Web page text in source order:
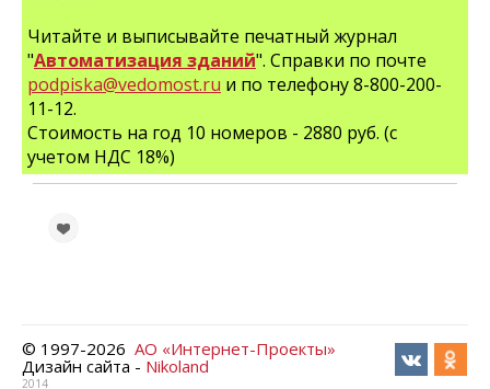
Читайте и выписывайте печатный журнал
"Автоматизация зданий". Справки по почте
podpiska@vedomost.ru и по телефону 8-800-200-
11-12.
Стоимость на год 10 номеров - 2880 руб. (с
учетом НДС 18%)
© 1997-2026 АО «Интернет-Проекты»
Дизайн сайта - Nikoland
2014